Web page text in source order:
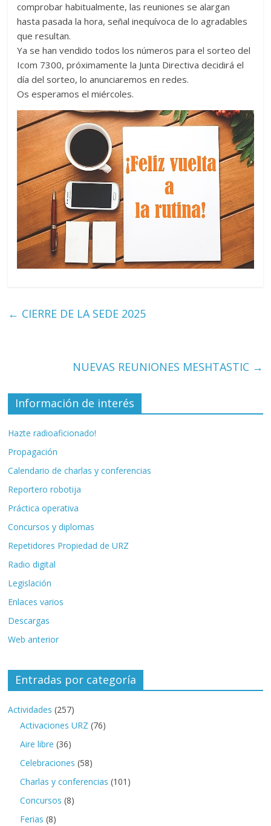
comprobar habitualmente, las reuniones se alargan
hasta pasada la hora, señal inequívoca de lo agradables
que resultan.
Ya se han vendido todos los números para el sorteo del
Icom 7300, próximamente la Junta Directiva decidirá el
día del sorteo, lo anunciaremos en redes.
Os esperamos el miércoles.
← CIERRE DE LA SEDE 2025
NUEVAS REUNIONES MESHTASTIC →
Información de interés
Hazte radioaficionado!
Propagación
Calendario de charlas y conferencias
Reportero robotija
Práctica operativa
Concursos y diplomas
Repetidores Propiedad de URZ
Radio digital
Legislación
Enlaces varios
Descargas
Web anterior
Entradas por categoría
Actividades (257)
Activaciones URZ (76)
Aire libre (36)
Celebraciones (58)
Charlas y conferencias (101)
Concursos (8)
Ferias (8)